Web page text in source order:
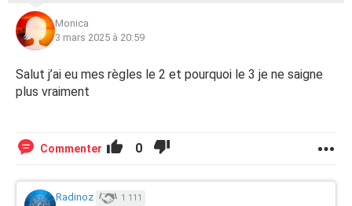
Monica
3 mars 2025 à 20:59
Salut j’ai eu mes règles le 2 et pourquoi le 3 je ne saigne
plus vraiment
Commenter 0
Radinoz 1 111